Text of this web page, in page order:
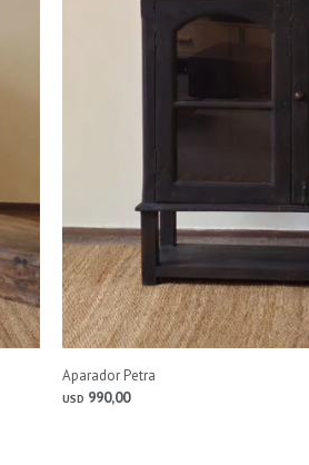
Aparador Petra
USD 990,00